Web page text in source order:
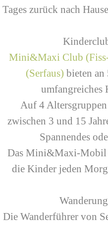
Tages zurück nach
Mini&Maxi Club
(Serfaus) bieten an
umfangreiches
Auf 4
zwischen 3 und 15
Spannendes
Das Mini&Maxi-Mobil
die Kinder jeden
Die Wanderführer von